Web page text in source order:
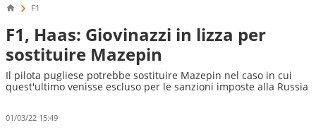
F1
F1, Haas: Giovinazzi in lizza per
sostituire Mazepin
Il pilota pugliese potrebbe sostituire Mazepin nel caso in cui
quest'ultimo venisse escluso per le sanzioni imposte alla Russia
01/03/22 15:49